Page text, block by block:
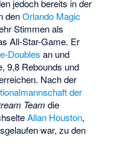
jedoch bereits in der
denOrlando Magic
Stimmen als
All-Star-Game. Er
Doubles an und
9,8 Rebounds und
Nach der
der
Team die
Allan Houston,
war, zu den